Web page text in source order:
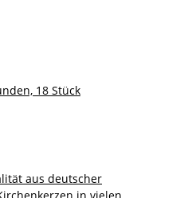
18 Stück